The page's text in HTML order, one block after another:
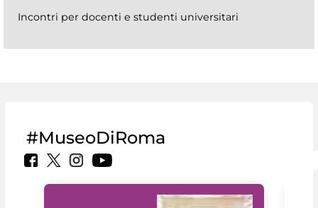
Incontri per docenti e studenti universitari
#MuseoDiRoma